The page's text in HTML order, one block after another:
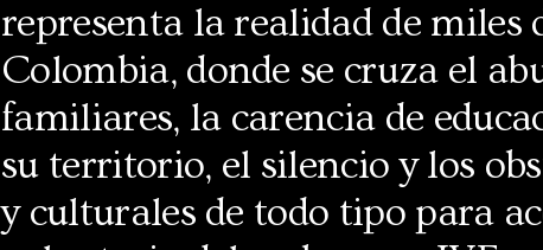
representa la realidad de miles
Colombia, donde se cruza el
familiares, la carencia de
su territorio, el silencio y los
y culturales de todo tipo para